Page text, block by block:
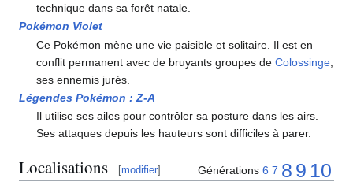
technique dans sa forêt natale.
Pokémon Violet
Ce Pokémon mène une vie paisible et solitaire. Il est en
conflit permanent avec de bruyants groupes deColossinge
ses ennemis jurés.
Légendes Pokémon : Z-A
Il utilise ses ailes pour contrôler sa posture dans les airs.
Ses attaques depuis les hauteurs sont difficiles à parer.
Localisations [modifier] Générations 6 7 8 9 10